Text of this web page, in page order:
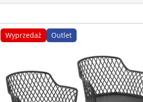
Wyprzedaż Outlet